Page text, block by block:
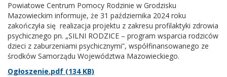
Powiatowe Centrum Pomocy Rodzinie w Grodzisku
Mazowieckim informuje, że 31 października 2024 roku
zakończyła się realizacja projektu z zakresu profilaktyki zdrowia
psychicznego pn. „SILNI RODZICE – program wsparcia rodziców
dzieci z zaburzeniami psychicznymi”, współfinansowanego ze
środków Samorządu Województwa Mazowieckiego.
Ogłoszenie.pdf (134 KB)